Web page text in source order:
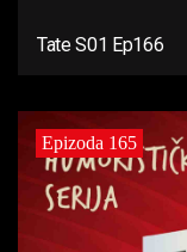
Tate S01 Ep166
Epizoda 165